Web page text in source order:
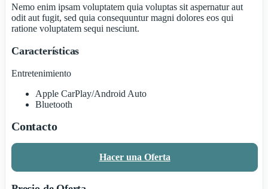
Nemo enim ipsam voluptatem quia voluptas sit aspernatur aut
odit aut fugit, sed quia consequuntur magni dolores eos qui
ratione voluptatem sequi nesciunt.
Características
Entretenimiento
Apple CarPlay/Android Auto
Bluetooth
Contacto
Hacer una Oferta